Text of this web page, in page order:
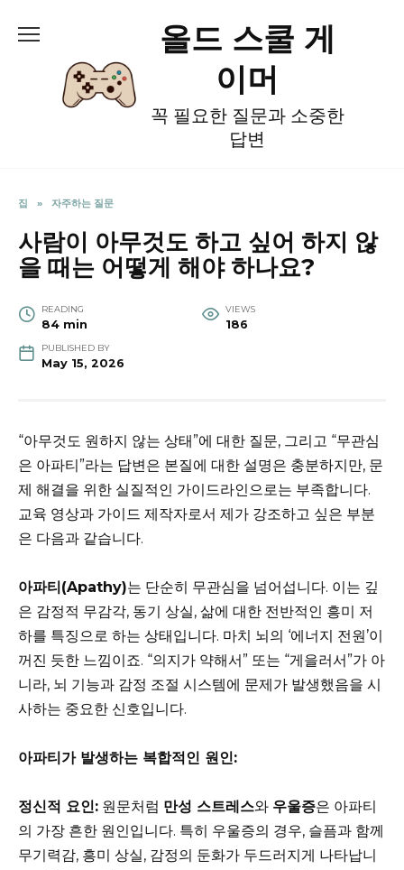
올드 스쿨 게
이머
꼭 필요한 질문과 소중한
답변
집 » 자주하는 질문
사람이 아무것도 하고 싶어 하지 않
을 때는 어떻게 해야 하나요?
READING
84 min
VIEWS
186
PUBLISHED BY
May 15, 2026
“아무것도 원하지 않는 상태”에 대한 질문, 그리고 “무관심
은 아파티”라는 답변은 본질에 대한 설명은 충분하지만, 문
제 해결을 위한 실질적인 가이드라인으로는 부족합니다.
교육 영상과 가이드 제작자로서 제가 강조하고 싶은 부분
은 다음과 같습니다.
아파티(Apathy)는 단순히 무관심을 넘어섭니다. 이는 깊
은 감정적 무감각, 동기 상실, 삶에 대한 전반적인 흥미 저
하를 특징으로 하는 상태입니다. 마치 뇌의 ‘에너지 전원’이
꺼진 듯한 느낌이죠. “의지가 약해서” 또는 “게을러서”가 아
니라, 뇌 기능과 감정 조절 시스템에 문제가 발생했음을 시
사하는 중요한 신호입니다.
아파티가 발생하는 복합적인 원인:
정신적 요인: 원문처럼 만성 스트레스와 우울증은 아파티
의 가장 흔한 원인입니다. 특히 우울증의 경우, 슬픔과 함께
무기력감, 흥미 상실, 감정의 둔화가 두드러지게 나타납니